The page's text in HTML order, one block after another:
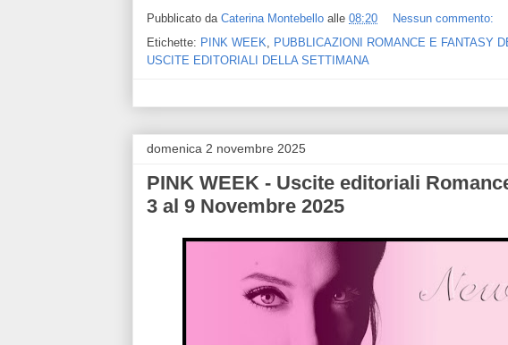
Pubblicato da Caterina Montebello alle 08:20
Nessun commento:
Etichette: PINK WEEK PUBBLICAZIONI ROMANCE E FANTASY
USCITE EDITORIALI DELLA SETTIMANA
domenica 2 novembre 2025
PINK WEEK - Uscite editoriali
3 al 9 Novembre 2025